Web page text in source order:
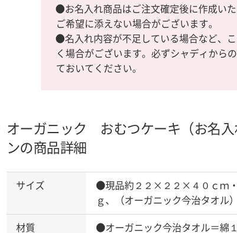
●お名入れ商品はご注文確定後に作成い
ご希望に添えない場合がございます。
●名入れ内容が不足している場合など、
く場合がございます。必ずシャディから
ておいてください。
オーガニック おむつケーキ（お名入
ンの商品詳細
サイズ
●現品約２２×２２×４０ｃｍ・
ｇ、（オーガニック今治タオル
材質
●オーガニック今治タオル＝綿